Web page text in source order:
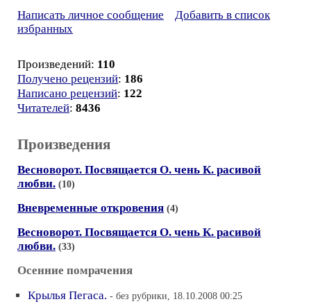
Написать личное сообщение
Добавить в список
избранных
Произведений: 110
Получено рецензий: 186
Написано рецензий: 122
Читателей: 8436
Произведения
Весноворот. Посвящается О. чень К. расивой
любви. (10)
Вневременные откровения (4)
Весноворот. Посвящается О. чень К. расивой
любви. (33)
Осенние помрачения
Крылья Пегаса. - без рубрики, 18.10.2008 00:25